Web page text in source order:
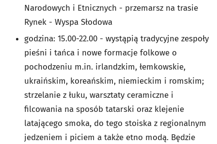
Narodowych i Etnicznych - przemarsz na trasie
Rynek - Wyspa Słodowa
godzina: 15.00-22.00 - wystąpią tradycyjne zespoły
pieśni i tańca i nowe formacje folkowe o
pochodzeniu m.in. irlandzkim, łemkowskie,
ukraińskim, koreańskim, niemieckim i romskim;
strzelanie z łuku, warsztaty ceramiczne i
filcowania na sposób tatarski oraz klejenie
latającego smoka, do tego stoiska z regionalnym
jedzeniem i piciem a także etno modą. Będzie